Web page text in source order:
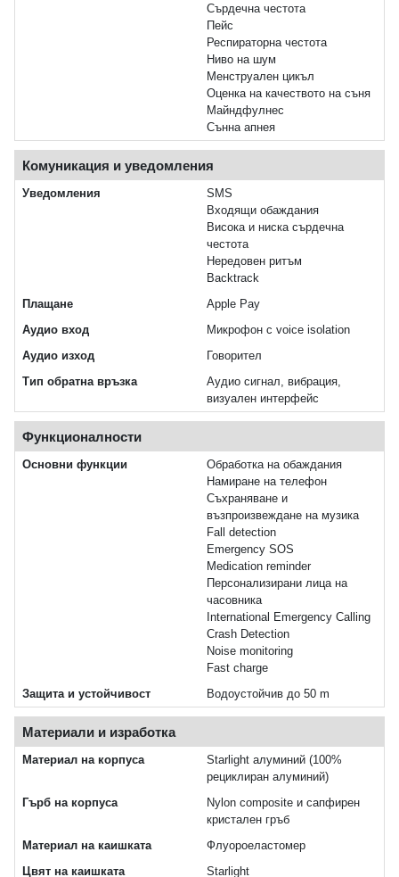
Сърдечна честота
Пейс
Респираторна честота
Ниво на шум
Менструален цикъл
Оценка на качеството на съня
Майндфулнес
Сънна апнея
Комуникация и уведомления
Уведомления
SMS
Входящи обаждания
Висока и ниска сърдечна
честота
Нередовен ритъм
Backtrack
Плащане
Apple Pay
Аудио вход
Микрофон с voice isolation
Аудио изход
Говорител
Тип обратна връзка
Аудио сигнал, вибрация,
визуален интерфейс
Функционалности
Основни функции
Обработка на обаждания
Намиране на телефон
Съхраняване и
възпроизвеждане на музика
Fall detection
Emergency SOS
Medication reminder
Персонализирани лица на
часовника
International Emergency Calling
Crash Detection
Noise monitoring
Fast charge
Защита и устойчивост
Водоустойчив до 50 m
Материали и изработка
Материал на корпуса
Starlight алуминий (100%
рециклиран алуминий)
Гърб на корпуса
Nylon composite и сапфирен
кристален гръб
Материал на каишката
Флуороеластомер
Цвят на каишката
Starlight